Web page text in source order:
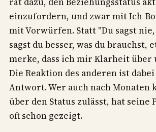
einzufordern, und zwar mit Ich-
mit Vorwürfen. Statt "Du sagst nie,
sagst du besser, was du brauchst,
merke, dass ich mir Klarheit über
Die Reaktion des anderen ist
Antwort. Wer auch nach Monaten
über den Status zulässt, hat seine
oft schon gezeigt.